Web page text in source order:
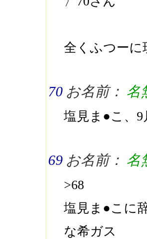
全くふつー
70 お名前： 名
塩見ま●こ、
69 お名前： 名
>68
塩見ま●こに
な希ガス